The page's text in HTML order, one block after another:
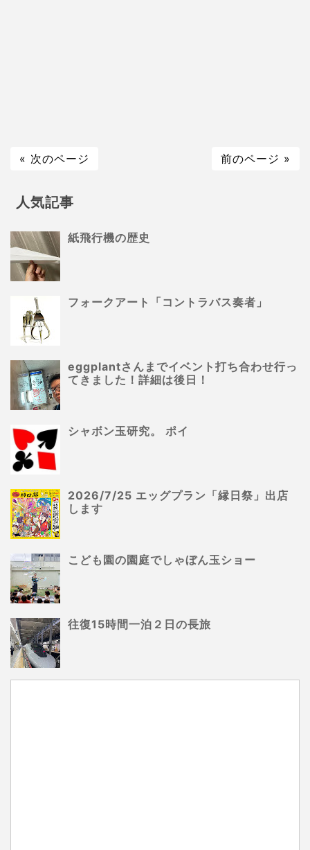
« 次のページ 前のページ »
人気記事
紙飛行機の歴史
フォークアート「コントラバス奏者」
eggplantさんまでイベント打ち合わせ行っ
てきました！詳細は後日！
シャボン玉研究。 ポイ
2026/7/25 エッグプラン「縁日祭」出店
します
こども園の園庭でしゃぼん玉ショー
往復15時間一泊２日の長旅